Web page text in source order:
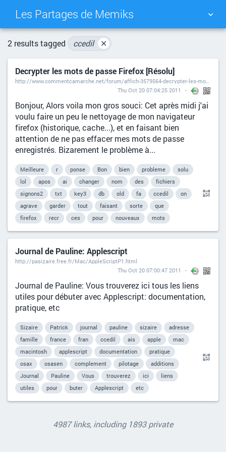
Les Partages de Memiks
TAG CLOUD
DAILY SEARCH
2 results tagged ccedil ✕
Decrypter les mots de passe Firefox [Résolu]
http://www.commentcamarche.net/forum/affich-3579564-decrypter-les-mots-de-passe-firefox#0
Thu Oct 20 07:04:25 2011
Bonjour, Alors voila mon gros souci: Cet après midi j'ai
voulu faire un peu le nettoyage de mon navigateur
firefox (historique, cache...), et en faisant bien
attention de ne pas effacer mes mots de passe
enregistrés. Bizarement le problème à...
Meilleure r ponse Bon bien probleme
solu
lol
apos ai changer nom des
fichiers
signons2
txt key3 db old fa ccedil
on
agrave
garder tout faisant sorte
que
firefox
recr ces pour nouveaux mots
Journal de Pauline: Applescript
http://pasizaire.free.fr/Mac/AppleScriptP1.html
Thu Oct 20 07:00:47 2011
Journal de Pauline: Vous trouverez ici tous les liens
utiles pour débuter avec Applescript: documentation,
pratique, etc
Sizaire Patrick journal pauline sizaire
adresse
famille
france fran ccedil ais apple
mac
macintosh
applescript documentation
pratique
osax
osasen complement pilotage
additions
Journal
Pauline Vous trouverez ici
liens
utiles
pour buter Applescript etc
4987 links, including 1893 private